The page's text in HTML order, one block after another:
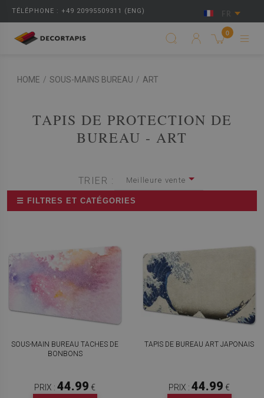
TÉLÉPHONE : +49 20995509311 (ENG) FR
0
HOME / SOUS-MAINS BUREAU / ART
TAPIS DE PROTECTION DE
BUREAU - ART
TRIER : Meilleure vente
☰ FILTRES ET CATÉGORIES
SOUS-MAIN BUREAU TACHES DE
BONBONS
PRIX : 44.99 €
TAPIS DE BUREAU ART JAPONAIS
PRIX : 44.99 €